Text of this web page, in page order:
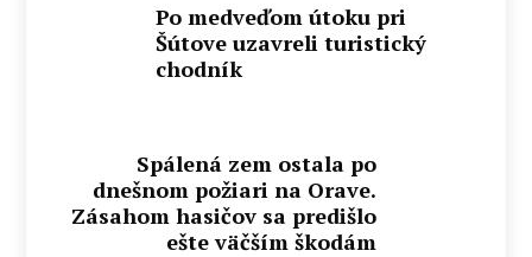
Po medveďom útoku pri
Šútove uzavreli turistický
chodník
Spálená zem ostala po
dnešnom požiari na Orave.
Zásahom hasičov sa predišlo
ešte väčším škodám